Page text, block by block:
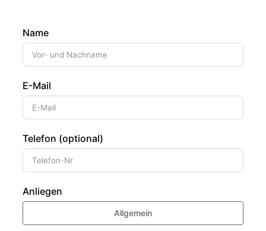
Name
E-Mail
Telefon (optional)
Anliegen
Allgemein